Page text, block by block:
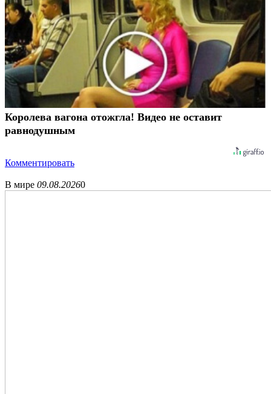
Королева вагона отожгла! Видео не оставит
равнодушным
Комментировать
В мире 09.08.20260